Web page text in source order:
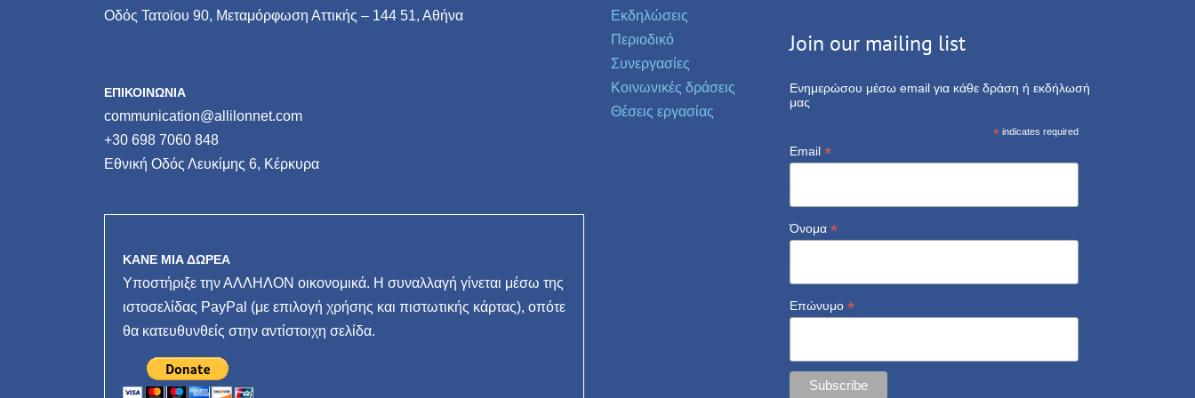
Οδός Τατοϊου 90, Μεταμόρφωση Αττικής – 144 51, Αθήνα
ΕΠΙΚΟΙΝΩΝΙΑ
communication@allilonnet.com
+30 698 7060 848
Εθνική Οδός Λευκίμης 6, Κέρκυρα
ΚΑΝΕ ΜΙΑ ΔΩΡΕΑ
Υποστήριξε την ΑΛΛΗΛΟΝ οικονομικά. Η συναλλαγή γίνεται μέσω της
ιστοσελίδας PayPal (με επιλογή χρήσης και πιστωτικής κάρτας), οπότε
θα κατευθυνθείς στην αντίστοιχη σελίδα.
Εκδηλώσεις
Περιοδικό
Συνεργασίες
Κοινωνικές δράσεις
Θέσεις εργασίας
Join our mailing list
Ενημερώσου μέσω email για κάθε δράση ή εκδήλωσή
μας
* indicates required
Email *
Όνομα *
Επώνυμο *